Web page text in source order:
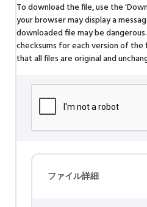
To download the file, use the
your browser may display a
downloaded file may be
checksums for each version of
that all files are original and
ファイル詳細